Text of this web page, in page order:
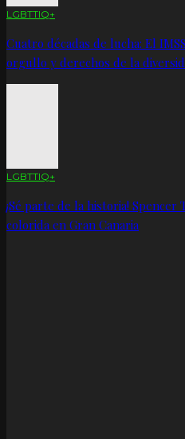
LGBTTIQ+
Cuatro décadas de lucha: El
orgullo y derechos de la
LGBTTIQ+
¡Sé parte de la historia!
colorida en Gran Canaria